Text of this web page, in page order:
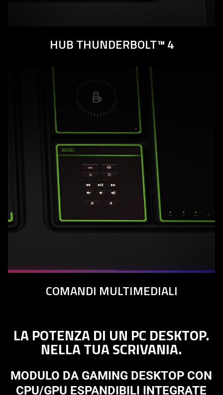
HUB THUNDERBOLT™ 4
COMANDI MULTIMEDIALI
LA POTENZA DI UN PC DESKTOP.
NELLA TUA SCRIVANIA.
MODULO DA GAMING DESKTOP CON
CPU/GPU ESPANDIBILI INTEGRATE